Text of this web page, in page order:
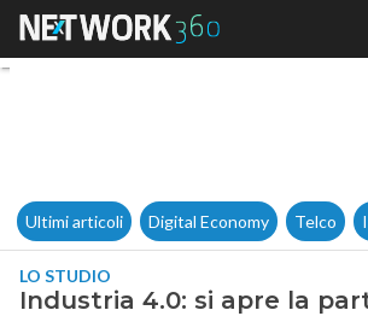
Industria 4.0:
Ultimi articoli Digital Economy Telco
LO STUDIO
Industria 4.0: si apre la